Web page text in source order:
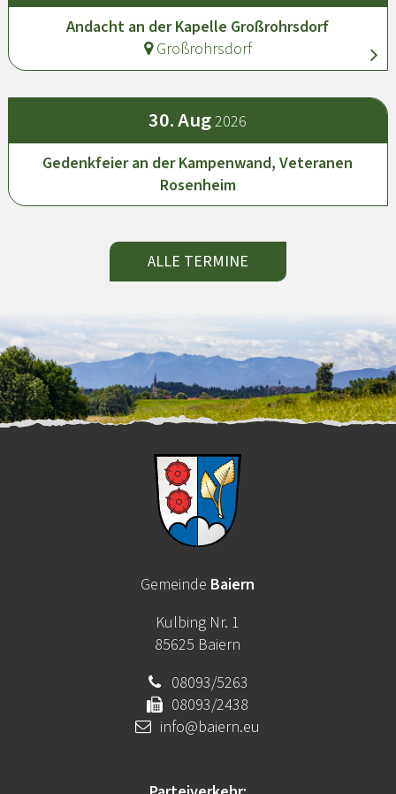
Andacht an der Kapelle Großrohrsdorf
Großrohrsdorf
30.Aug2026
Gedenkfeier an der Kampenwand, Veteranen
Rosenheim
ALLE TERMINE
Gemeinde Baiern
Kulbing Nr. 1
85625 Baiern
08093/5263
08093/2438
info@baiern.eu